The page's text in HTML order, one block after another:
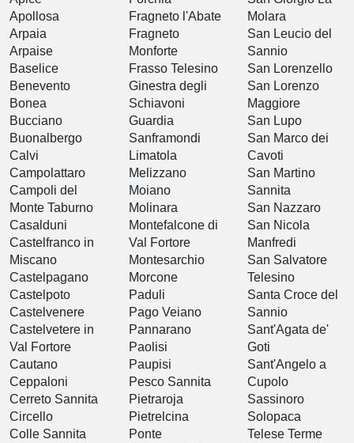
Apollosa
Arpaia
Arpaise
Baselice
Benevento
Bonea
Bucciano
Buonalbergo
Calvi
Campolattaro
Campoli del
Monte Taburno
Casalduni
Castelfranco in
Miscano
Castelpagano
Castelpoto
Castelvenere
Castelvetere in
Val Fortore
Cautano
Ceppaloni
Cerreto Sannita
Circello
Colle Sannita
Fragneto l'Abate
Fragneto
Monforte
Frasso Telesino
Ginestra degli
Schiavoni
Guardia
Sanframondi
Limatola
Melizzano
Moiano
Molinara
Montefalcone di
Val Fortore
Montesarchio
Morcone
Paduli
Pago Veiano
Pannarano
Paolisi
Paupisi
Pesco Sannita
Pietraroja
Pietrelcina
Ponte
Molara
San Leucio del
Sannio
San Lorenzello
San Lorenzo
Maggiore
San Lupo
San Marco dei
Cavoti
San Martino
Sannita
San Nazzaro
San Nicola
Manfredi
San Salvatore
Telesino
Santa Croce del
Sannio
Sant'Agata de'
Goti
Sant'Angelo a
Cupolo
Sassinoro
Solopaca
Telese Terme